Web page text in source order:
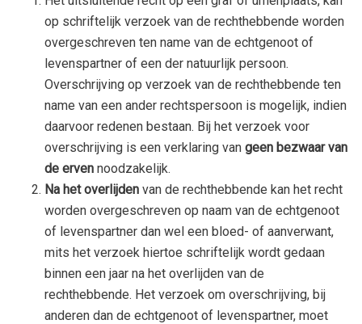
op schriftelijk verzoek van de rechthebbende worden
overgeschreven ten name van de echtgenoot of
levenspartner of een der natuurlijk persoon.
Overschrijving op verzoek van de rechthebbende ten
name van een ander rechtspersoon is mogelijk, indien
daarvoor redenen bestaan. Bij het verzoek voor
overschrijving is een verklaring van geen bezwaar van
de erven noodzakelijk.
Na het overlijden van de rechthebbende kan het recht
worden overgeschreven op naam van de echtgenoot
of levenspartner dan wel een bloed- of aanverwant,
mits het verzoek hiertoe schriftelijk wordt gedaan
binnen een jaar na het overlijden van de
rechthebbende. Het verzoek om overschrijving, bij
anderen dan de echtgenoot of levenspartner, moet